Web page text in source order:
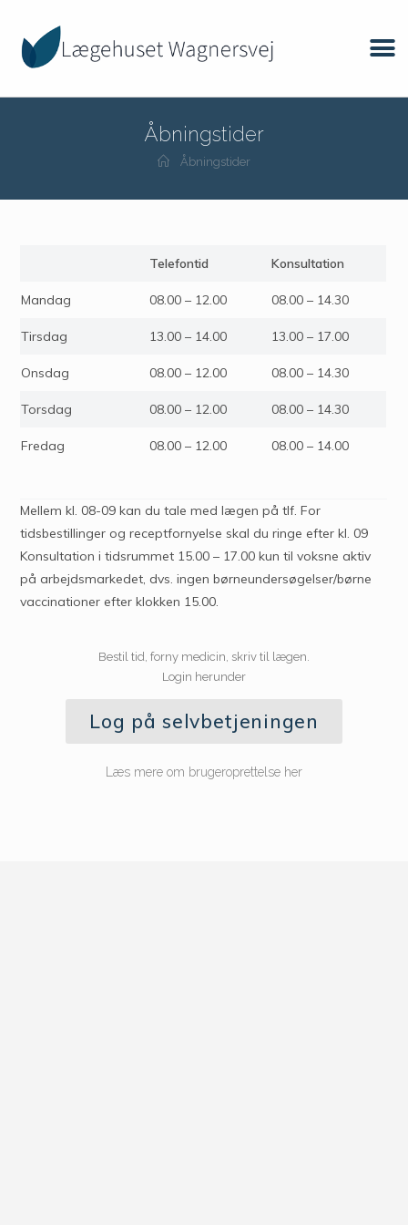
Åbningstider
Åbningstider
Telefontid Konsultation
Mandag 08.00 – 12.00 08.00 – 14.30
Tirsdag 13.00 – 14.00 13.00 – 17.00
Onsdag 08.00 – 12.00 08.00 – 14.30
Torsdag 08.00 – 12.00 08.00 – 14.30
Fredag 08.00 – 12.00 08.00 – 14.00
Mellem kl. 08-09 kan du tale med lægen på tlf. For
tidsbestillinger og receptfornyelse skal du ringe efter kl. 09
Konsultation i tidsrummet 15.00 – 17.00 kun til voksne aktiv
på arbejdsmarkedet, dvs. ingen børneundersøgelser/børne
vaccinationer efter klokken 15.00.
Bestil tid, forny medicin, skriv til lægen.
Login herunder
Log på selvbetjeningen
Læs mere om brugeroprettelse her